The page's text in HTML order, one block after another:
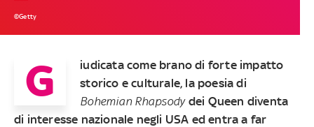
©Getty
G
iudicata come brano di forte impatto
storico e culturale, la poesia di
Bohemian Rhapsodydei Queen diventa
di interesse nazionale negli USA ed entra a far